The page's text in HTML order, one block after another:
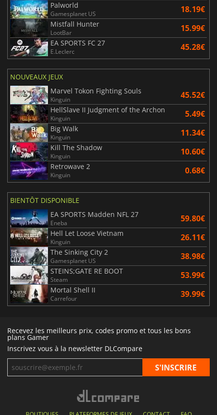
Palworld
Gamesplanet US 18.19€
Mistfall Hunter
LootBar 15.99€
EA SPORTS FC 27
E.Leclerc 45.28€
NOUVEAUX JEUX
Marvel Tokon Fighting Souls
Kinguin 45.52€
HellSlave II Judgment of the Archon
Kinguin 5.49€
Big Walk
Kinguin 11.34€
Kill The Shadow
Kinguin 10.60€
Retrowave 2
Kinguin 0.68€
BIENTÔT DISPONIBLE
EA SPORTS Madden NFL 27
Eneba 59.80€
Hell Let Loose Vietnam
Kinguin 26.11€
The Sinking City 2
Gamesplanet US 38.98€
STEINS;GATE RE BOOT
Steam 53.99€
Mortal Shell II
Carrefour 39.99€
Recevez les meilleurs prix, codes promo et tous les bons
plans Gamer
Inscrivez vous à la newsletter DLCompare